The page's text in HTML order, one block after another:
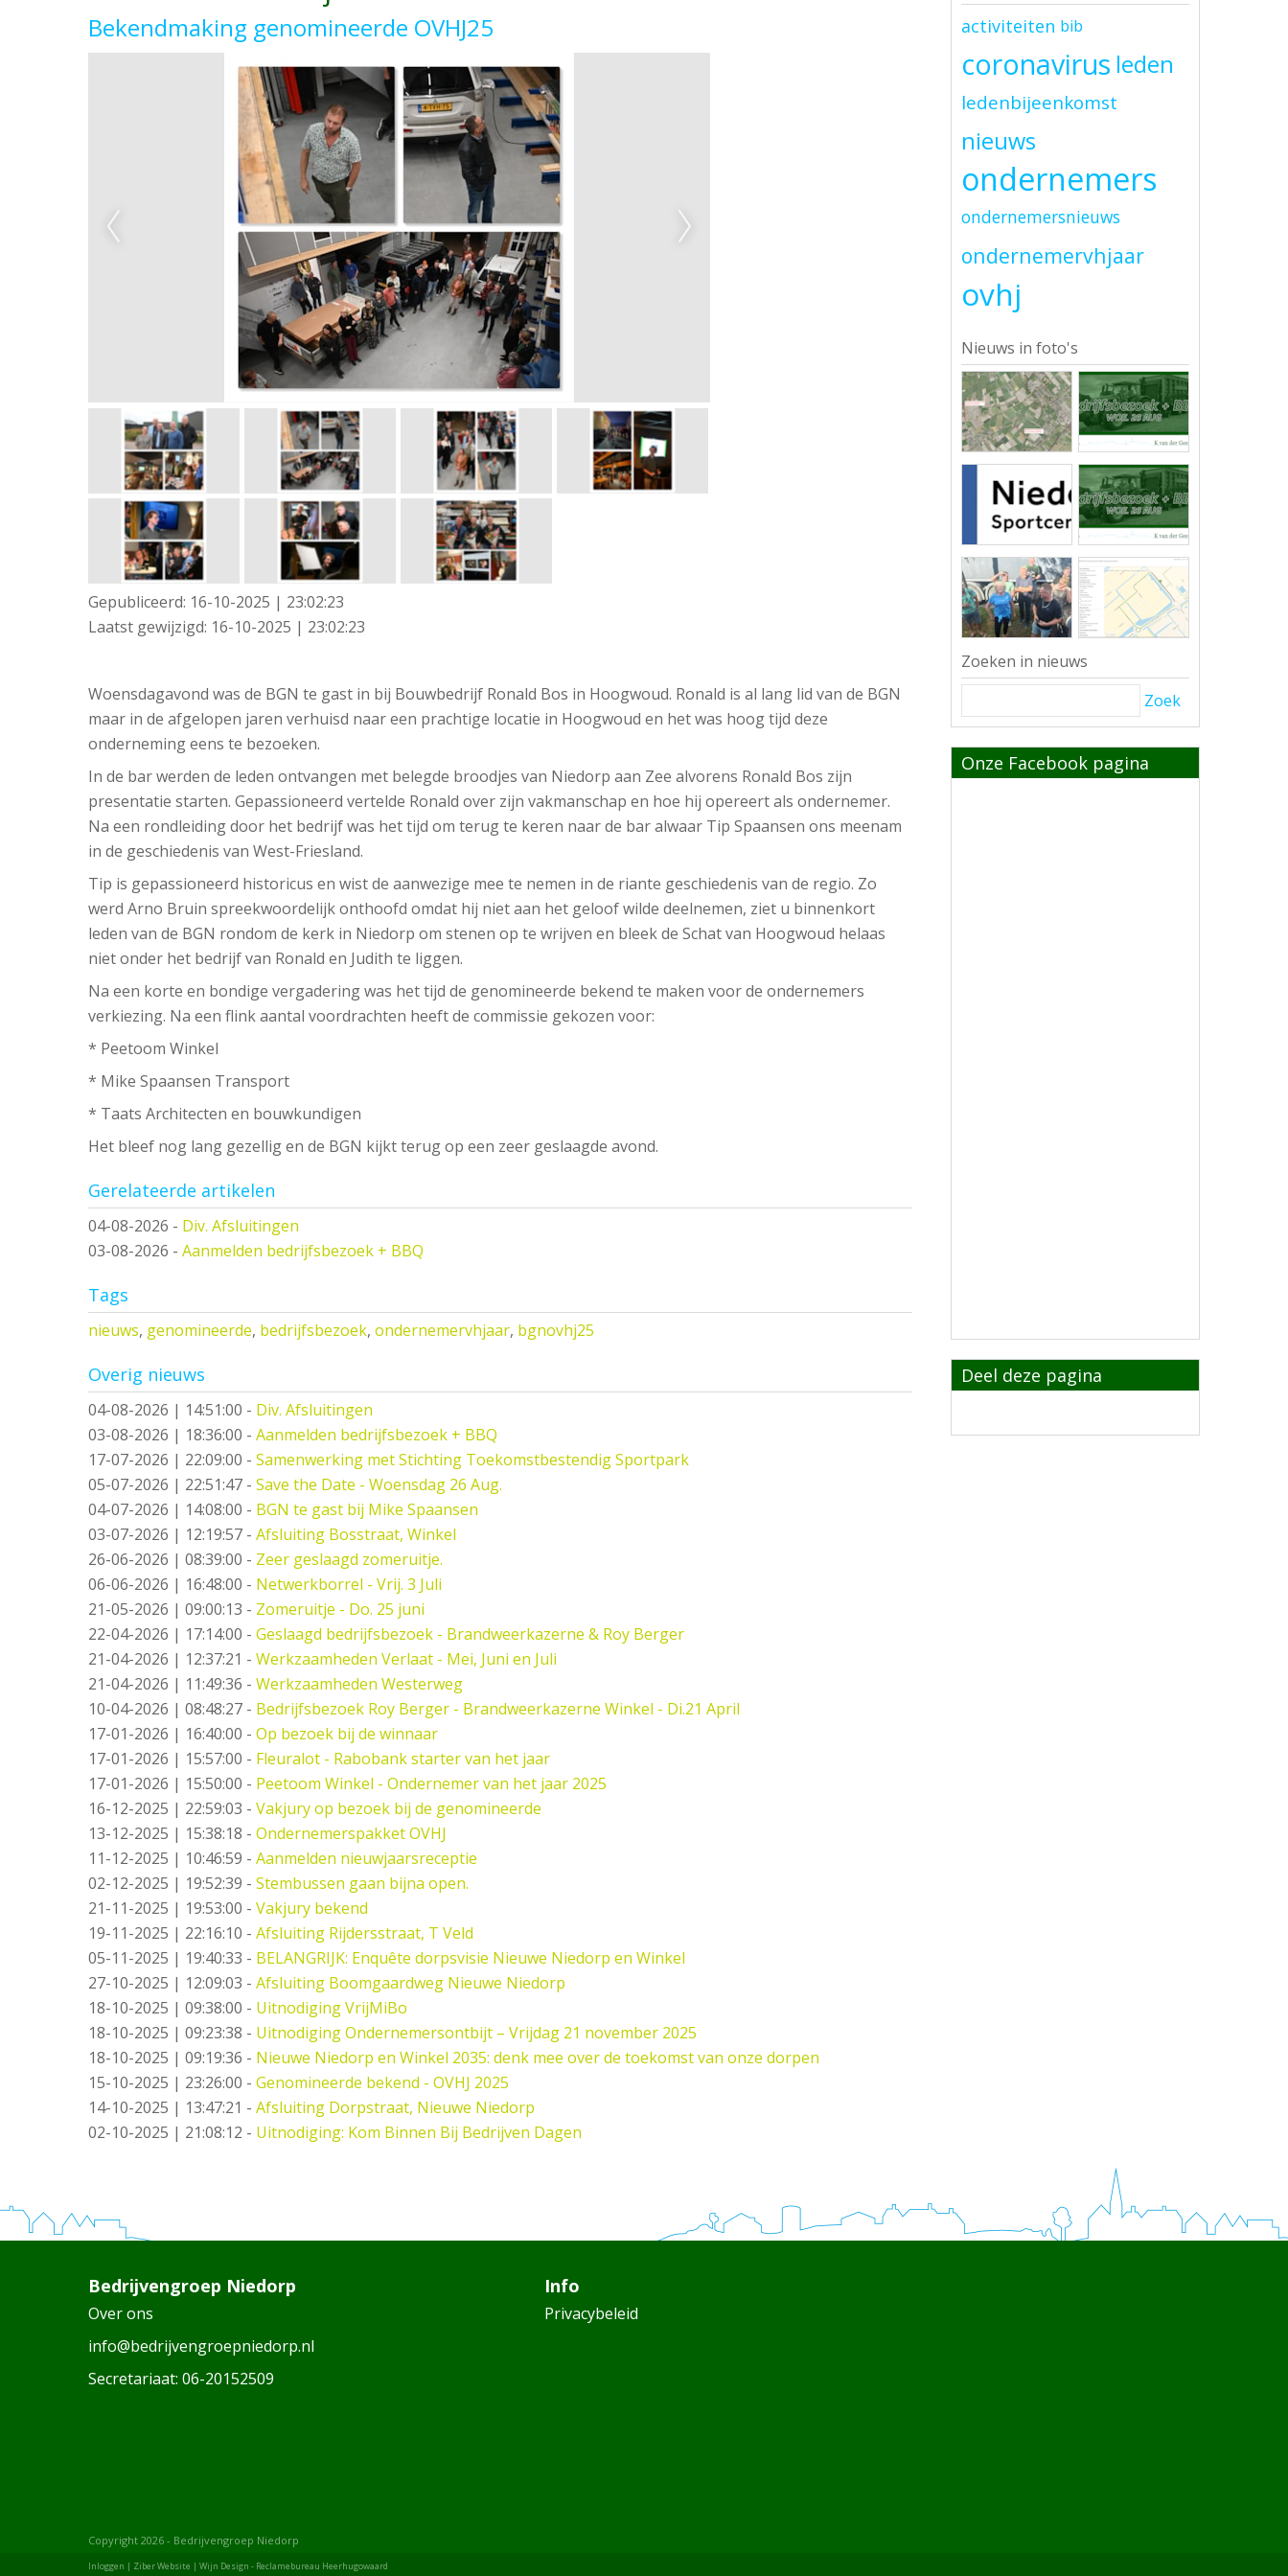
Bekendmaking genomineerde OVHJ25
Gepubliceerd: 16-10-2025 | 23:02:23
Laatst gewijzigd: 16-10-2025 | 23:02:23
Woensdagavond was de BGN te gast in bij Bouwbedrijf Ronald Bos in Hoogwoud. Ronald is al lang lid van de BGN
maar in de afgelopen jaren verhuisd naar een prachtige locatie in Hoogwoud en het was hoog tijd deze
onderneming eens te bezoeken.
In de bar werden de leden ontvangen met belegde broodjes van Niedorp aan Zee alvorens Ronald Bos zijn
presentatie starten. Gepassioneerd vertelde Ronald over zijn vakmanschap en hoe hij opereert als ondernemer.
Na een rondleiding door het bedrijf was het tijd om terug te keren naar de bar alwaar Tip Spaansen ons meenam
in de geschiedenis van West-Friesland.
Tip is gepassioneerd historicus en wist de aanwezige mee te nemen in de riante geschiedenis van de regio. Zo
werd Arno Bruin spreekwoordelijk onthoofd omdat hij niet aan het geloof wilde deelnemen, ziet u binnenkort
leden van de BGN rondom de kerk in Niedorp om stenen op te wrijven en bleek de Schat van Hoogwoud helaas
niet onder het bedrijf van Ronald en Judith te liggen.
Na een korte en bondige vergadering was het tijd de genomineerde bekend te maken voor de ondernemers
verkiezing. Na een flink aantal voordrachten heeft de commissie gekozen voor:
* Peetoom Winkel
* Mike Spaansen Transport
* Taats Architecten en bouwkundigen
Het bleef nog lang gezellig en de BGN kijkt terug op een zeer geslaagde avond.
Gerelateerde artikelen
04-08-2026 - Div. Afsluitingen
03-08-2026 - Aanmelden bedrijfsbezoek + BBQ
Tags
nieuws, genomineerde, bedrijfsbezoek, ondernemervhjaar, bgnovhj25
Overig nieuws
04-08-2026 | 14:51:00 - Div. Afsluitingen
03-08-2026 | 18:36:00 - Aanmelden bedrijfsbezoek + BBQ
17-07-2026 | 22:09:00 - Samenwerking met Stichting Toekomstbestendig Sportpark
05-07-2026 | 22:51:47 - Save the Date - Woensdag 26 Aug.
04-07-2026 | 14:08:00 - BGN te gast bij Mike Spaansen
03-07-2026 | 12:19:57 - Afsluiting Bosstraat, Winkel
26-06-2026 | 08:39:00 - Zeer geslaagd zomeruitje.
06-06-2026 | 16:48:00 - Netwerkborrel - Vrij. 3 Juli
21-05-2026 | 09:00:13 - Zomeruitje - Do. 25 juni
22-04-2026 | 17:14:00 - Geslaagd bedrijfsbezoek - Brandweerkazerne & Roy Berger
21-04-2026 | 12:37:21 - Werkzaamheden Verlaat - Mei, Juni en Juli
21-04-2026 | 11:49:36 - Werkzaamheden Westerweg
10-04-2026 | 08:48:27 - Bedrijfsbezoek Roy Berger - Brandweerkazerne Winkel - Di.21 April
17-01-2026 | 16:40:00 - Op bezoek bij de winnaar
17-01-2026 | 15:57:00 - Fleuralot - Rabobank starter van het jaar
17-01-2026 | 15:50:00 - Peetoom Winkel - Ondernemer van het jaar 2025
16-12-2025 | 22:59:03 - Vakjury op bezoek bij de genomineerde
13-12-2025 | 15:38:18 - Ondernemerspakket OVHJ
11-12-2025 | 10:46:59 - Aanmelden nieuwjaarsreceptie
02-12-2025 | 19:52:39 - Stembussen gaan bijna open.
21-11-2025 | 19:53:00 - Vakjury bekend
19-11-2025 | 22:16:10 - Afsluiting Rijdersstraat, T Veld
05-11-2025 | 19:40:33 - BELANGRIJK: Enquête dorpsvisie Nieuwe Niedorp en Winkel
27-10-2025 | 12:09:03 - Afsluiting Boomgaardweg Nieuwe Niedorp
18-10-2025 | 09:38:00 - Uitnodiging VrijMiBo
18-10-2025 | 09:23:38 - Uitnodiging Ondernemersontbijt – Vrijdag 21 november 2025
18-10-2025 | 09:19:36 - Nieuwe Niedorp en Winkel 2035: denk mee over de toekomst van onze dorpen
15-10-2025 | 23:26:00 - Genomineerde bekend - OVHJ 2025
14-10-2025 | 13:47:21 - Afsluiting Dorpstraat, Nieuwe Niedorp
02-10-2025 | 21:08:12 - Uitnodiging: Kom Binnen Bij Bedrijven Dagen
activiteiten bib
coronavirus leden
ledenbijeenkomst
nieuws
ondernemers
ondernemersnieuws
ondernemervhjaar
ovhj
Nieuws in foto's
Zoeken in nieuws
Zoek
Onze Facebook pagina
Deel deze pagina
Bedrijvengroep Niedorp
Over ons
info@bedrijvengroepniedorp.nl
Secretariaat: 06-20152509
Info
Privacybeleid
Copyright 2026 - Bedrijvengroep Niedorp
Inloggen | Ziber Website | Wijn Design - Reclamebureau Heerhugowaard